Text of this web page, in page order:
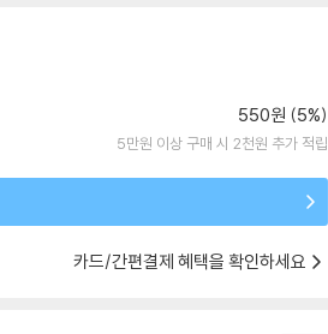
550원 (5%)
5만원 이상 구매 시 2천원 추가 적립
카드/간편결제 혜택을 확인하세요